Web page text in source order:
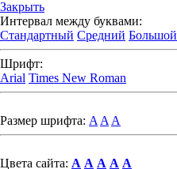
Закрыть
Интервал между буквами:
Стандартный Средний Большой
Шрифт:
Arial Times New Roman
Размер шрифта: A A A
Цвета сайта: A A A A A